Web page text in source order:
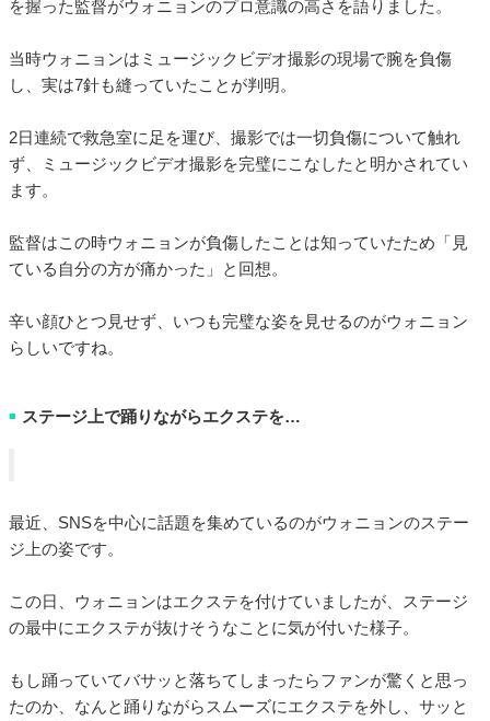
を握った監督がウォニョンのプロ意識の高さを語りました。
当時ウォニョンはミュージックビデオ撮影の現場で腕を負傷
し、実は7針も縫っていたことが判明。
2日連続で救急室に足を運び、撮影では一切負傷について触れ
ず、ミュージックビデオ撮影を完璧にこなしたと明かされてい
ます。
監督はこの時ウォニョンが負傷したことは知っていたため「見
ている自分の方が痛かった」と回想。
辛い顔ひとつ見せず、いつも完璧な姿を見せるのがウォニョン
らしいですね。
■ ステージ上で踊りながらエクステを…
最近、SNSを中心に話題を集めているのがウォニョンのステー
ジ上の姿です。
この日、ウォニョンはエクステを付けていましたが、ステージ
の最中にエクステが抜けそうなことに気が付いた様子。
もし踊っていてバサッと落ちてしまったらファンが驚くと思っ
たのか、なんと踊りながらスムーズにエクステを外し、サッと